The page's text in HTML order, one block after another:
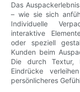
Das
– wie sie sich
Individuelle
interaktive
oder speziell
Kunden beim
Die durch Textur,
Eindrücke
persönlicheres